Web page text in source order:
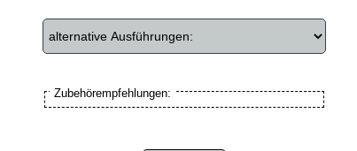
Zubehörempfehlungen: